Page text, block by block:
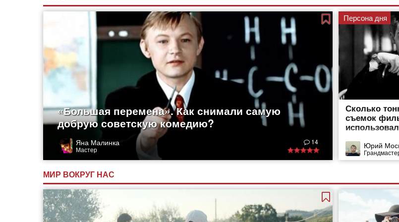
«Большая перемена». Как снимали самую
добрую советскую комедию?
Яна Малинка
Мастер
14
Персона дня
Сколько
съемок
Юрий
МИР ВОКРУГ НАС